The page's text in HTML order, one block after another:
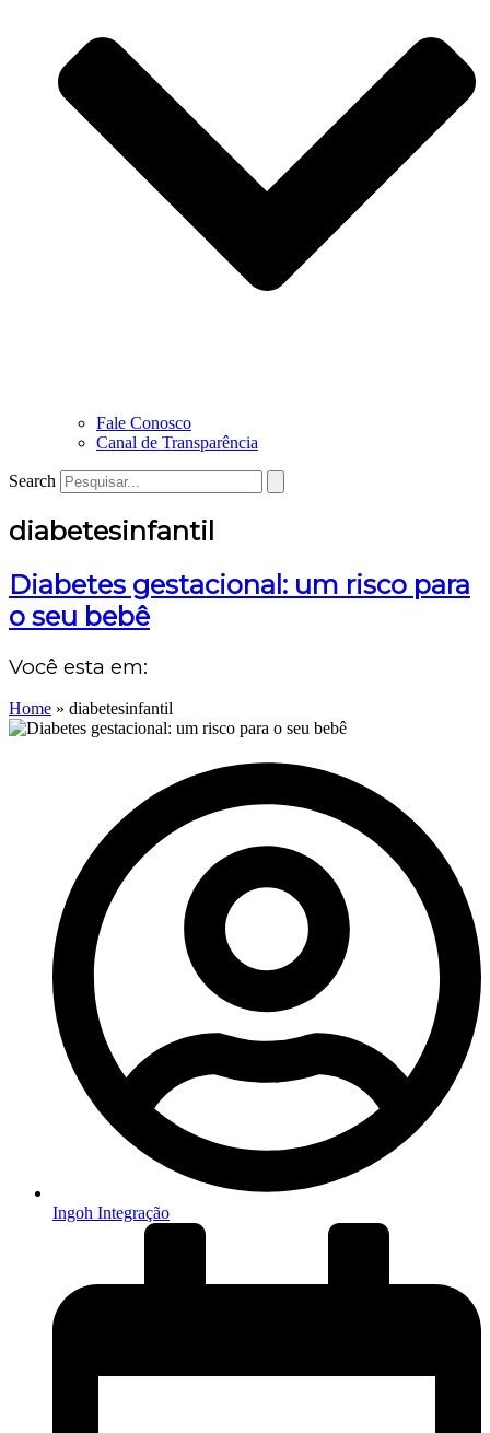
Fale Conosco
Canal de Transparência
Search
diabetesinfantil
Diabetes gestacional: um risco para
o seu bebê
Você esta em:
Home » diabetesinfantil
Ingoh Integração